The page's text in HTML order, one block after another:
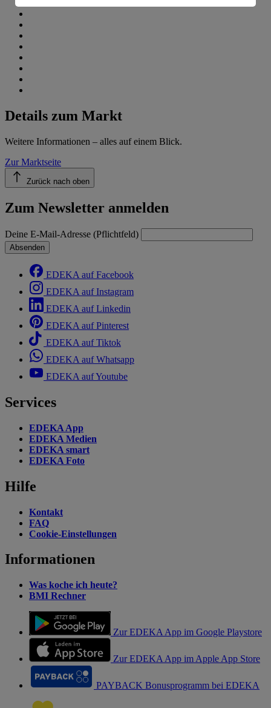
Details zum Markt
Weitere Informationen – alles auf einem Blick.
Zur Marktseite
Zurück nach oben
Zum Newsletter anmelden
Deine E-Mail-Adresse (Pflichtfeld)
Absenden
EDEKA auf Facebook
EDEKA auf Instagram
EDEKA auf Linkedin
EDEKA auf Pinterest
EDEKA auf Tiktok
EDEKA auf Whatsapp
EDEKA auf Youtube
Services
EDEKA App
EDEKA Medien
EDEKA smart
EDEKA Foto
Hilfe
Kontakt
FAQ
Cookie-Einstellungen
Informationen
Was koche ich heute?
BMI Rechner
Zur EDEKA App im Google Playstore
Zur EDEKA App im Apple App Store
PAYBACK Bonusprogramm bei EDEKA
Informationen zum Herausgeber der Seite findest du